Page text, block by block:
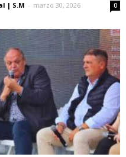
| S.M - marzo 30, 2026 0